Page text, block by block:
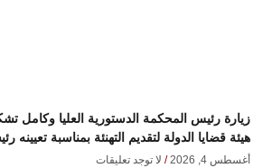
زيارة رئيس المحكمة الدستورية العليا وكامل
هيئة قضايا الدولة لتقديم التهنئة بمناسبة تعيينه
أغسطس 4, 2026 لا توجد تعليقات